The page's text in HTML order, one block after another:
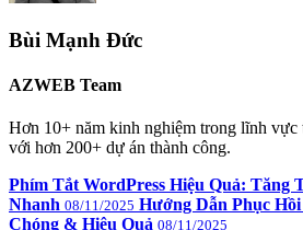
Bùi Mạnh Đức
AZWEB Team
Hơn 10+ năm kinh nghiệm trong lĩnh vực
với hơn 200+ dự án thành công.
Phím Tắt WordPress Hiệu Quả: Tăng
Nhanh 08/11/2025 Hướng Dẫn Phục
Chóng & Hiệu Quả 08/11/2025